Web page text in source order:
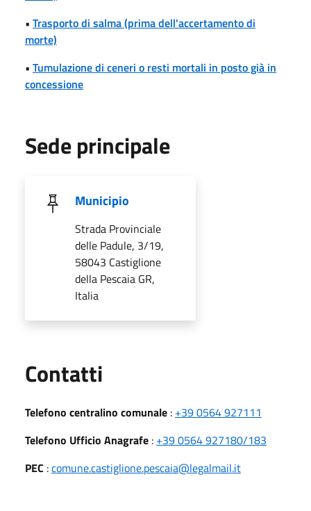
• Trasporto di salma (prima dell'accertamento di
morte)
• Tumulazione di ceneri o resti mortali in posto già in
concessione
Sede principale
Municipio
Strada Provinciale
delle Padule, 3/19,
58043 Castiglione
della Pescaia GR,
Italia
Contatti
Telefono centralino comunale : +39 0564 927111
Telefono Ufficio Anagrafe : +39 0564 927180/183
PEC :comune.castiglione.pescaia@legalmail.it